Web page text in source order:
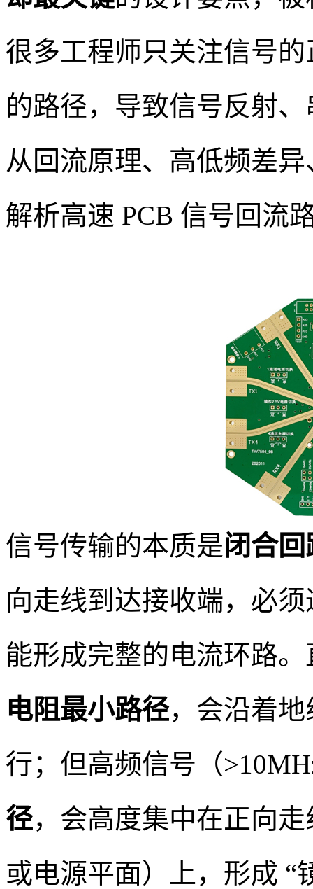
很多工程师只关注信号
的路径，导致信号反射
从回流原理、高低频差
解析高速 PCB 信号回流
信号传输的本质是闭合回
向走线到达接收端，必
能形成完整的电流环路
电阻最小路径，会沿着
行；但高频信号（
径，会高度集中在正向
或电源平面）上，形成 “